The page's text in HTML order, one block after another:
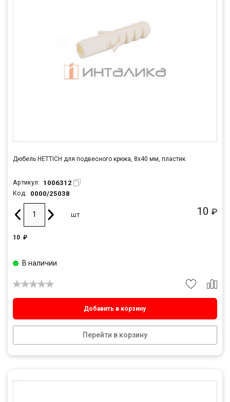
Дюбель HETTICH для подвесного крюка, 8х40 мм, пластик
Артикул: 1006312
Код: 0000/25038
10 ₽
шт
10 ₽
Добавить в корзину
Перейти в корзину
В наличии